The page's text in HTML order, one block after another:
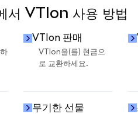
VTIon 사용 방법
VTIon 판매
VTIon을(를) 현금으
로 교환하세요.
무기한 선물